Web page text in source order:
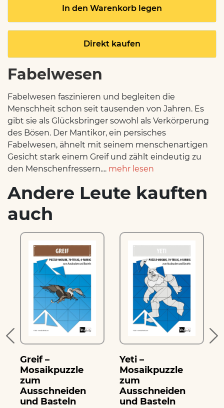
In den Warenkorb legen
Direkt kaufen
Fabelwesen
Fabelwesen faszinieren und begleiten die
Menschheit schon seit tausenden von Jahren. Es
gibt sie als Glücksbringer sowohl als Verkörperung
des Bösen. Der Mantikor, ein persisches
Fabelwesen, ähnelt mit seinem menschenartigen
Gesicht stark einem Greif und zählt eindeutig zu
den Menschenfressern.... mehr lesen
Andere Leute kauften
auch
Greif –
Mosaikpuzzle
zum
Ausschneiden
und Basteln
Yeti –
Mosaikpuzzle
zum
Ausschneiden
und Basteln